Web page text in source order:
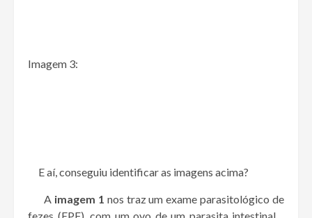
Imagem 3:
E aí, conseguiu identificar as imagens acima?
A imagem 1 nos traz um exame parasitológico de